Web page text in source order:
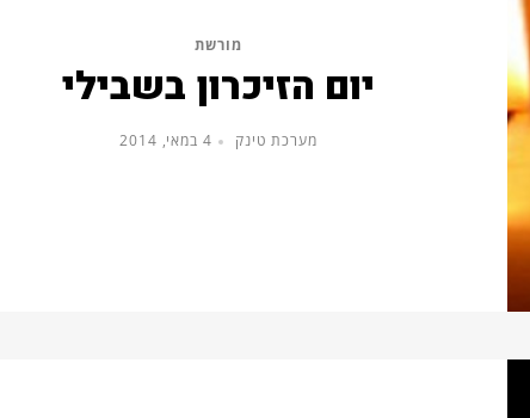
מורשת
יום הזיכרון בשבילי
מערכת טינק 4 במאי, 2014